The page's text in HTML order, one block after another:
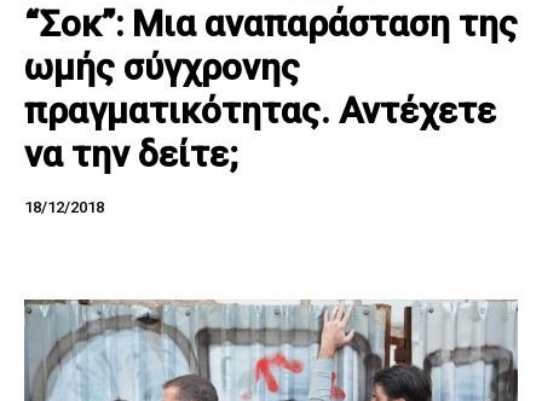
“Σοκ”: Μια αναπαράσταση της
ωμής σύγχρονης
πραγματικότητας. Αντέχετε
να την δείτε;
18/12/2018